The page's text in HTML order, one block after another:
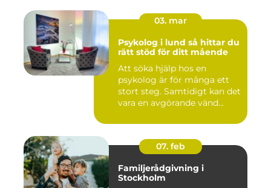
03. mar
Psykolog i lund så hittar du
rätt stöd för ditt mående
Att söka hjälp hos en
psykolog är för många ett
stort steg. Samtidigt kan det
vara en avgörande vänd...
07. feb
Familjerådgivning i
Stockholm